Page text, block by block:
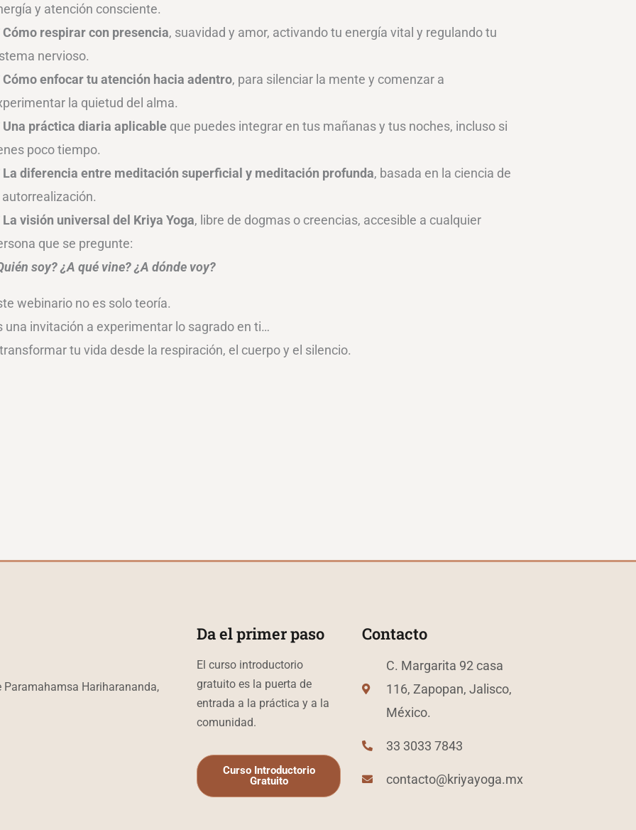
y atención consciente.
Cómo respirar con presencia, suavidad y amor, activando tu energía vital y regulando tu
nervioso.
Cómo enfocar tu atención hacia adentro, para silenciar la mente y comenzar a
la quietud del alma.
Una práctica diaria aplicable que puedes integrar en tus mañanas y tus noches, incluso si
poco tiempo.
La diferencia entre meditación superficial y meditación profunda, basada en la ciencia de
autorrealización.
La visión universal del Kriya Yoga, libre de dogmas o creencias, accesible a cualquier
que se pregunte:
soy? ¿A qué vine? ¿A dónde voy?
webinario no es solo teoría.
una invitación a experimentar lo sagrado en ti…
tu vida desde la respiración, el cuerpo y el silencio.
Paramahamsa Hariharananda,
Da el primer paso
El curso introductorio
gratuito es la puerta de
entrada a la práctica y a la
comunidad.
Curso Introductorio
Gratuito
Contacto
C. Margarita 92 casa
116, Zapopan, Jalisco,
México.
33 3033 7843
contacto@kriyayoga.mx